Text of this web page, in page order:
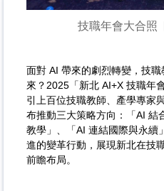
技職年會大合照
面對 AI 帶來的劇烈轉變，技
來？2025「新北 AI+X 技職年
引上百位技職教師、產學專家
布推動三大策略方向：「AI 結
教學」、「AI 連結國際與永續
進的變革行動，展現新北在技
前瞻布局。